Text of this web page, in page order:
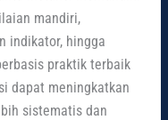
mandiri,
indikator, hingga
praktik terbaik
dapat meningkatkan
sistematis dan